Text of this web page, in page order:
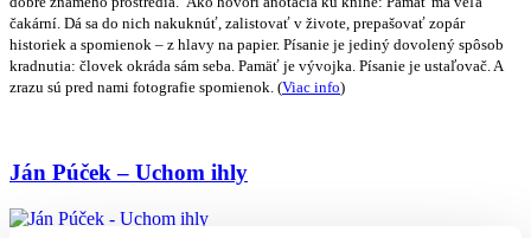
čakární. Dá sa do nich nakuknúť, zalistovať v živote, prepašovať zopár
historiek a spomienok – z hlavy na papier. Písanie je jediný dovolený spôsob
kradnutia: človek okráda sám seba. Pamäť je vývojka. Písanie je ustaľovač. A
zrazu sú pred nami fotografie spomienok. (Viac info)
Ján Púček – Uchom ihly